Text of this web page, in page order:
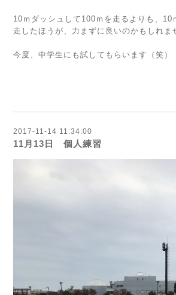
10ｍダッシュして100ｍを走るよりも、10
走したほうが、力まずに良いのかもしれま
今度、中学生にも試してもらいます（笑）
2017-11-14 11:34:00
11月13日 個人練習